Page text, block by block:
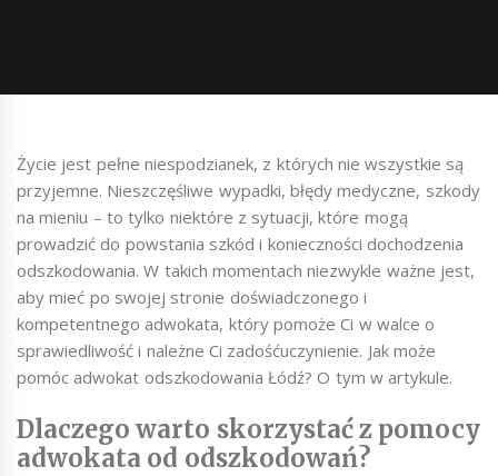
Życie jest pełne niespodzianek, z których nie wszystkie są
przyjemne. Nieszczęśliwe wypadki, błędy medyczne, szkody
na mieniu – to tylko niektóre z sytuacji, które mogą
prowadzić do powstania szkód i konieczności dochodzenia
odszkodowania. W takich momentach niezwykle ważne jest,
aby mieć po swojej stronie doświadczonego i
kompetentnego adwokata, który pomoże Ci w walce o
sprawiedliwość i należne Ci zadośćuczynienie. Jak może
pomóc adwokat odszkodowania Łódź? O tym w artykule.
Dlaczego warto skorzystać z pomocy
adwokata od odszkodowań?